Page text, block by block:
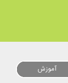
آموزش